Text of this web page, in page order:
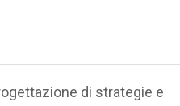
di strategie e